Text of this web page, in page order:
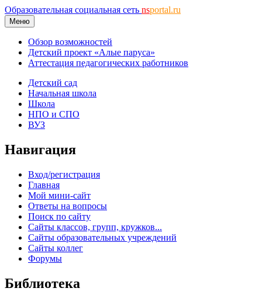
Образовательная социальная сеть nsportal.ru
Меню
Обзор возможностей
Детский проект «Алые паруса»
Аттестация педагогических работников
Детский сад
Начальная школа
Школа
НПО и СПО
ВУЗ
Навигация
Вход/регистрация
Главная
Мой мини-сайт
Ответы на вопросы
Поиск по сайту
Сайты классов, групп, кружков...
Сайты образовательных учреждений
Сайты коллег
Форумы
Библиотека